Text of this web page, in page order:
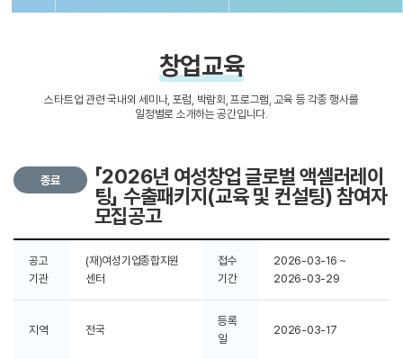
창업교육
스타트업 관련 국내외 세미나, 포럼, 박람회, 프로그램, 교육 등 각종 행사를
일정별로 소개하는 공간입니다.
종료
「2026년 여성창업 글로벌 액셀러레이
팅」 수출패키지(교육 및 컨설팅) 참여자
모집공고
공고
기관
(재)여성기업종합지원
센터
접수
기간
2026-03-16 ~
2026-03-29
지역 전국
등록
일
2026-03-17